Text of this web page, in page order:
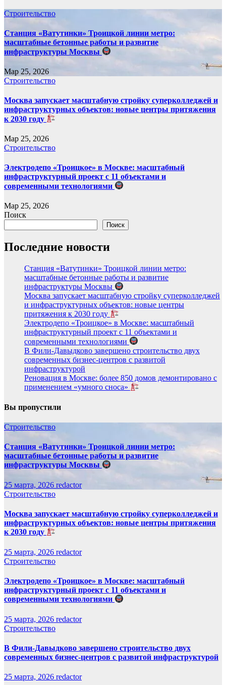
Строительство
Станция «Ватутинки» Троицкой линии метро:
масштабные бетонные работы и развитие
инфраструктуры Москвы
Мар 25, 2026
Строительство
Москва запускает масштабную стройку суперколледжей и
инфраструктурных объектов: новые центры притяжения
к 2030 году
Мар 25, 2026
Строительство
Электродепо «Троицкое» в Москве: масштабный
инфраструктурный проект с 11 объектами и
современными технологиями
Мар 25, 2026
Поиск
Поиск
Последние новости
Станция «Ватутинки» Троицкой линии метро:
масштабные бетонные работы и развитие
инфраструктуры Москвы
Москва запускает масштабную стройку суперколледжей
и инфраструктурных объектов: новые центры
притяжения к 2030 году
Электродепо «Троицкое» в Москве: масштабный
инфраструктурный проект с 11 объектами и
современными технологиями
В Фили-Давыдково завершено строительство двух
современных бизнес-центров с развитой
инфраструктурой
Реновация в Москве: более 850 домов демонтировано с
применением «умного сноса»
Вы пропустили
Строительство
Станция «Ватутинки» Троицкой линии метро:
масштабные бетонные работы и развитие
инфраструктуры Москвы
25 марта, 2026 redactor
Строительство
Москва запускает масштабную стройку суперколледжей и
инфраструктурных объектов: новые центры притяжения
к 2030 году
25 марта, 2026 redactor
Строительство
Электродепо «Троицкое» в Москве: масштабный
инфраструктурный проект с 11 объектами и
современными технологиями
25 марта, 2026 redactor
Строительство
В Фили-Давыдково завершено строительство двух
современных бизнес-центров с развитой инфраструктурой
25 марта, 2026 redactor